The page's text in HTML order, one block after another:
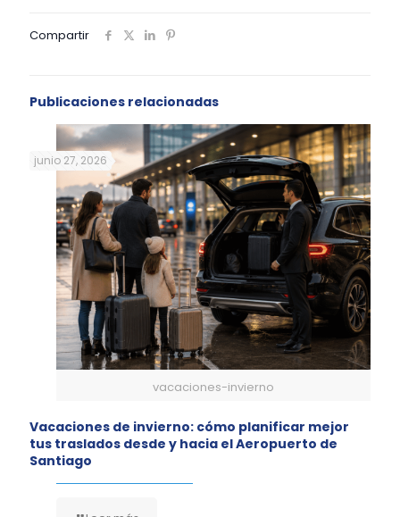
Compartir
Publicaciones relacionadas
vacaciones-invierno
junio 27, 2026
Vacaciones de invierno: cómo planificar mejor
tus traslados desde y hacia el Aeropuerto de
Santiago